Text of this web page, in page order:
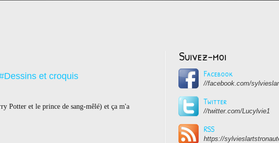
et croquis
Potter et le prince de sang-mêlé) et ça m'a
Suivez-moi
Facebook
//facebook.com/
Twitter
//twitter.com/Lucylvie1
RSS
https://